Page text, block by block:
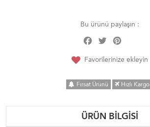
Bu ürünü paylaşın :
Facebook
Twitter
Favorilerinize ekleyin
Fırsat Ürünü Hızlı Kargo
ÜRÜN BILGISI